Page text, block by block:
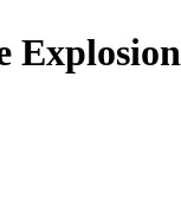
Explosion